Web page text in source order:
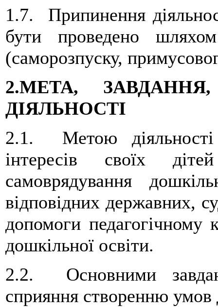
1.7. Припинення
бути проведено шляхом
(саморозпуску,
2.МЕТА,
ДІЯЛЬНОСТІ
2.1. Метою діяльності
інтересів своїх
самоврядування
відповідних держав­них,
допомоги педагогічному
дошкільної освіти.
2.2. Основними
сприяння створенню умов